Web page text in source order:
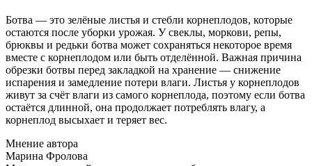
Ботва — это зелёные листья и стебли корнеплодов, которые
остаются после уборки урожая. У свеклы, моркови, репы,
брюквы и редьки ботва может сохраняться некоторое время
вместе с корнеплодом или быть отделённой. Важная причина
обрезки ботвы перед закладкой на хранение — снижение
испарения и замедление потери влаги. Листья у корнеплодов
живут за счёт влаги из самого корнеплода, поэтому если ботва
остаётся длинной, она продолжает потреблять влагу, а
корнеплод высыхает и теряет вес.
Мнение автора
Марина Фролова